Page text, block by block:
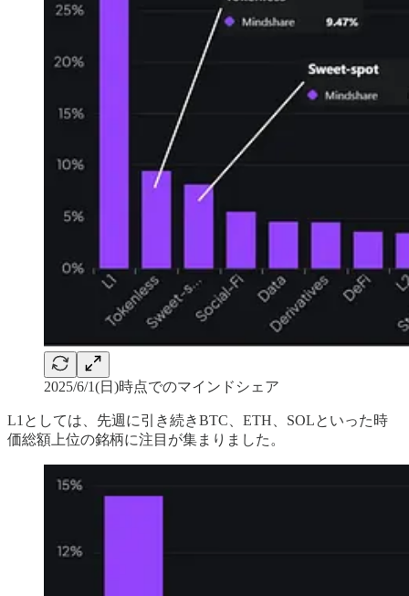
2025/6/1(日)時点でのマインドシェア
L1としては、先週に引き続きBTC、ETH、SOLといった時
価総額上位の銘柄に注目が集まりました。